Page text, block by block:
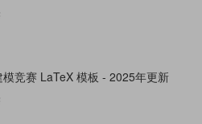
竞赛 LaTeX 模板 - 2025年更新